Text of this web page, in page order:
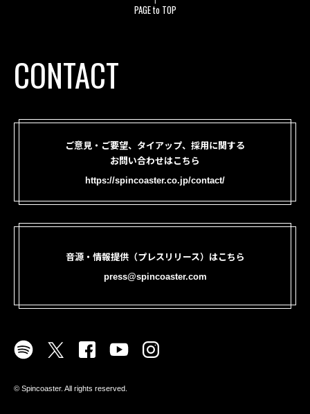
PAGE to TOP
CONTACT
ご意見・ご要望、タイアップ、採用に関する
お問い合わせはこちら
https://spincoaster.co.jp/contact/
音源・情報提供（プレスリリース）はこちら
press@spincoaster.com
©︎ Spincoaster. All rights reserved.